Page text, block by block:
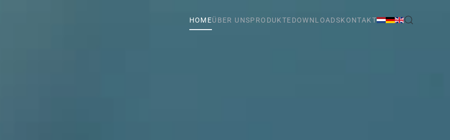
HOMEÜBER UNSPRODUKTEDOWNLOADSKONTAKT